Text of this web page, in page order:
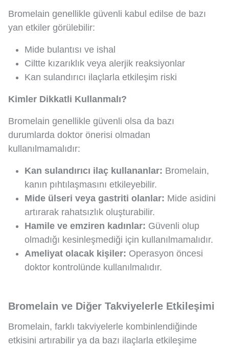
Bromelain genellikle güvenli kabul edilse de bazı
yan etkiler görülebilir:
Mide bulantısı ve ishal
Ciltte kızarıklık veya alerjik reaksiyonlar
Kan sulandırıcı ilaçlarla etkileşim riski
Kimler Dikkatli Kullanmalı?
Bromelain genellikle güvenli olsa da bazı
durumlarda doktor önerisi olmadan
kullanılmamalıdır:
Kan sulandırıcı ilaç kullananlar: Bromelain,
kanın pıhtılaşmasını etkileyebilir.
Mide ülseri veya gastriti olanlar: Mide asidini
artırarak rahatsızlık oluşturabilir.
Hamile ve emziren kadınlar: Güvenli olup
olmadığı kesinleşmediği için kullanılmamalıdır.
Ameliyat olacak kişiler: Operasyon öncesi
doktor kontrolünde kullanılmalıdır.
Bromelain ve Diğer Takviyelerle Etkileşimi
Bromelain, farklı takviyelerle kombinlendiğinde
etkisini artırabilir ya da bazı ilaçlarla etkileşime